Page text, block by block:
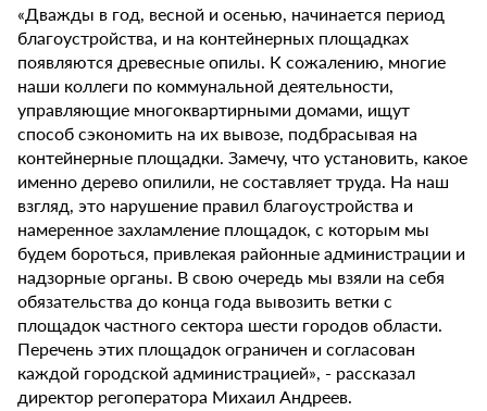
«Дважды в год, весной и осенью, начинается период
благоустройства, и на контейнерных площадках
появляются древесные опилы. К сожалению, многие
наши коллеги по коммунальной деятельности,
управляющие многоквартирными домами, ищут
способ сэкономить на их вывозе, подбрасывая на
контейнерные площадки. Замечу, что установить, какое
именно дерево опилили, не составляет труда. На наш
взгляд, это нарушение правил благоустройства и
намеренное захламление площадок, с которым мы
будем бороться, привлекая районные администрации и
надзорные органы. В свою очередь мы взяли на себя
обязательства до конца года вывозить ветки с
площадок частного сектора шести городов области.
Перечень этих площадок ограничен и согласован
каждой городской администрацией», - рассказал
директор регоператора Михаил Андреев.